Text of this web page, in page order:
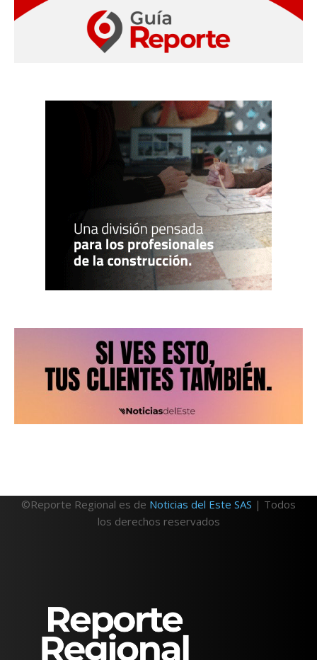
©Reporte Regional es de Noticias del Este SAS | Todos
los derechos reservados